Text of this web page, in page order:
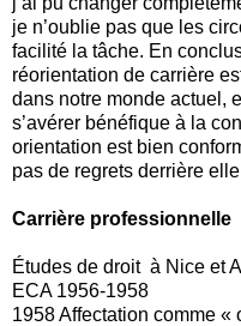
je n’oublie pas que les
facilité la tâche. En
réorientation de carrière
dans notre monde actuel,
s’avérer bénéfique à la
orientation est bien
pas de regrets derrière
Carrière professionnelle
Études de droit à Nice et
ECA 1956-1958
1958 Affectation comme